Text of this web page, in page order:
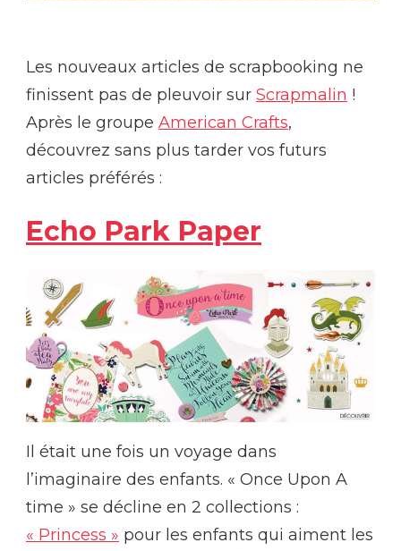
Les nouveaux articles de scrapbooking ne
finissent pas de pleuvoir sur Scrapmalin !
Après le groupe American Crafts,
découvrez sans plus tarder vos futurs
articles préférés :
Echo Park Paper
Il était une fois un voyage dans
l’imaginaire des enfants. « Once Upon A
time » se décline en 2 collections :
« Princess » pour les enfants qui aiment les